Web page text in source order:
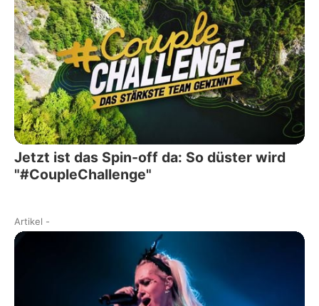
Jetzt ist das Spin-off da: So düster wird
"#CoupleChallenge"
Artikel -